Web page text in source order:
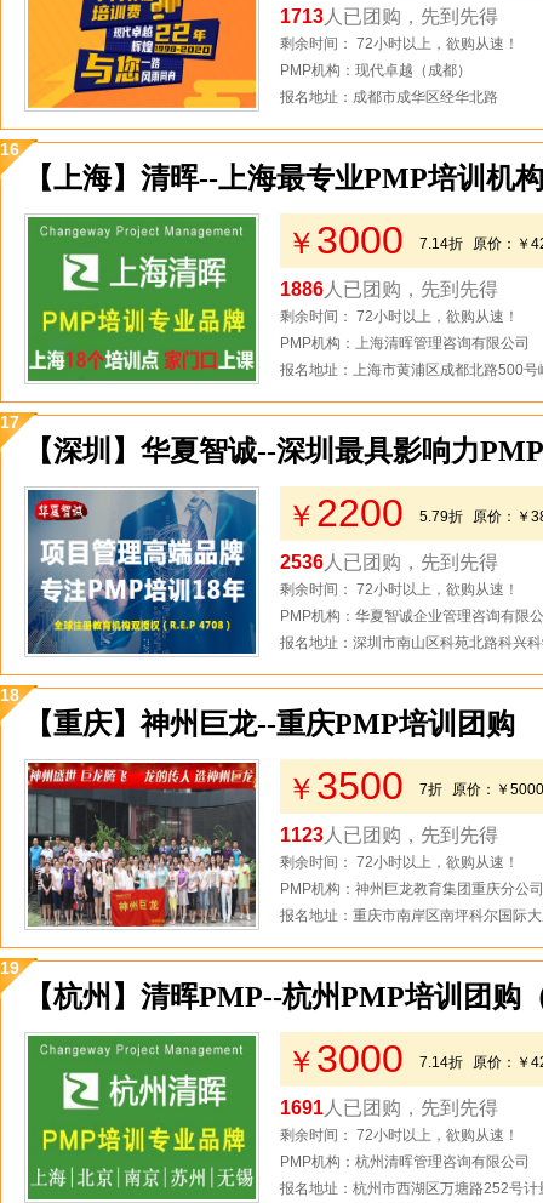
1713 人已团购，先到先得
剩余时间： 72小时以上，欲购从速！
PMP机构：现代卓越（成都）
报名地址：成都市成华区经华北路
16
【上海】清晖--上海最专业PMP培训机
￥ 3000 7.14折 原价： ￥
1886 人已团购，先到先得
剩余时间： 72小时以上，欲购从速！
PMP机构：上海清晖管理咨询有限公司
报名地址：上海市黄浦区成都北路500
17
【深圳】华夏智诚--深圳最具影响力
￥ 2200 5.79折 原价： ￥
2536 人已团购，先到先得
剩余时间： 72小时以上，欲购从速！
PMP机构：华夏智诚企业管理咨询有限
报名地址：深圳市南山区科苑北路科兴
18
【重庆】神州巨龙--重庆PMP培训团购
￥ 3500 7折 原价： ￥5000
1123 人已团购，先到先得
剩余时间： 72小时以上，欲购从速！
PMP机构：神州巨龙教育集团重庆分公司
报名地址：重庆市南岸区南坪科尔国际
19
【杭州】清晖PMP--杭州PMP培训团购
￥ 3000 7.14折 原价： ￥
1691 人已团购，先到先得
剩余时间： 72小时以上，欲购从速！
PMP机构：杭州清晖管理咨询有限公司
报名地址：杭州市西湖区万塘路252号